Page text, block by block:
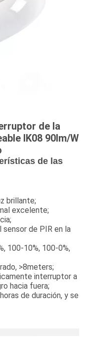
de la
IK08 90lm/W
de las
brillante;
excelente;
sensor de PIR en la
100-10%, 100-0%,
>8meters;
interruptor a
hacia fuera;
de duración, y se